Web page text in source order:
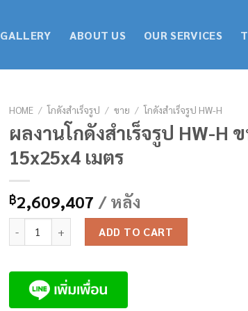
GALLERY ABOUT US OUR SERVICES
HOME / โกดังสำเร็จรูป / ขาย / โกดังสำเร็จรูป HW-H
ผลงานโกดังสำเร็จรูป HW-H
15x25x4 เมตร
฿2,609,407 / หลัง
ADD TO CART